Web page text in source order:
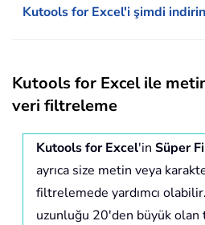
Kutools for Excel'i şimdi
Kutools for Excel ile
veri filtreleme
Kutools for Excel'in Süper
ayrıca size metin veya
filtrelemede yardımcı
uzunluğu 20'den büyük